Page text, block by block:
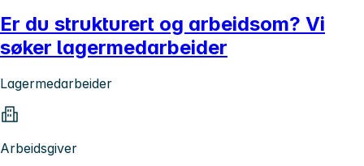
Er du strukturert og arbeidsom? Vi
søker lagermedarbeider
Lagermedarbeider
Arbeidsgiver